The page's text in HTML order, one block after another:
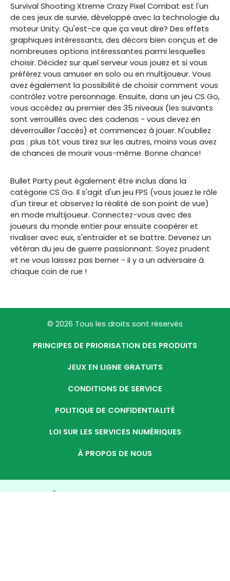
Survival Shooting Xtreme Crazy Pixel Combat est l'un
de ces jeux de survie, développé avec la technologie du
moteur Unity. Qu'est-ce que ça veut dire? Des effets
graphiques intéressants, des décors bien conçus et de
nombreuses options intéressantes parmi lesquelles
choisir. Décidez sur quel serveur vous jouez et si vous
préférez vous amuser en solo ou en multijoueur. Vous
avez également la possibilité de choisir comment vous
contrôlez votre personnage. Ensuite, dans un jeu CS Go,
vous accédez au premier des 35 niveaux (les suivants
sont verrouillés avec des cadenas - vous devez en
déverrouiller l'accès) et commencez à jouer. N'oubliez
pas : plus tôt vous tirez sur les autres, moins vous avez
de chances de mourir vous-même. Bonne chance!
Bullet Party peut également être inclus dans la
catégorie CS Go. Il s'agit d'un jeu FPS (vous jouez le rôle
d'un tireur et observez la réalité de son point de vue)
en mode multijoueur. Connectez-vous avec des
joueurs du monde entier pour ensuite coopérer et
rivaliser avec eux, s'entraider et se battre. Devenez un
vétéran du jeu de guerre passionnant. Soyez prudent
et ne vous laissez pas berner - il y a un adversaire à
chaque coin de rue !
© 2026 Tous les droits sont réservés
PRINCIPES DE PRIORISATION DES PRODUITS
JEUX EN LIGNE GRATUITS
CONDITIONS DE SERVICE
POLITIQUE DE CONFIDENTIALITÉ
LOI SUR LES SERVICES NUMÉRIQUES
À PROPOS DE NOUS